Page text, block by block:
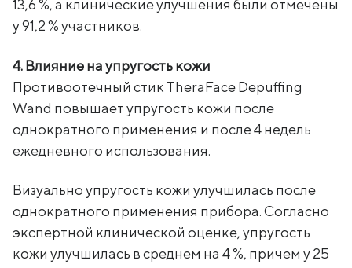
13,6 %, а клинические улучшения были отмечены
у 91,2 % участников.
4. Влияние на упругость кожи
Противоотечный стик TheraFace Depuffing
Wand повышает упругость кожи после
однократного применения и после 4 недель
ежедневного использования.
Визуально упругость кожи улучшилась после
однократного применения прибора. Согласно
экспертной клинической оценке, упругость
кожи улучшилась в среднем на 4 %, причем у 25